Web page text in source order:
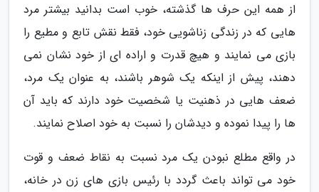
از همه این حرف ها گذشته، خوب است بدانید بیشتر مرد
هایی که در زندگی زناشویی خود، فقط نقش تابع و مطیع را
بازی می نمایند و هیچ قدرت و اراده ای از خود نشان نمی
دهند، پیش از اینکه یک شوهر باشند، به عنوان یک مرد،
ضعف هایی در ذهنیت یا شخصیت خود دارند که باید آن
ها را پیدا نموده و دیدشان را نسبت به خود اصلاح نمایند.
در واقع مطلع نبودن یک مرد نسبت به نقاط ضعف و قوت
خود می تواند باعث گردد با رئیس بازی های زن در خانه،